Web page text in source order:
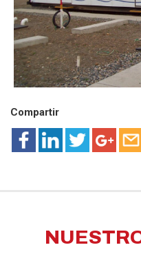
Compartir